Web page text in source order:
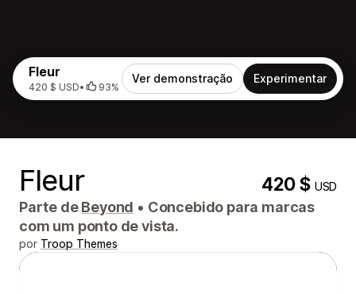
Fleur
420 $ USD• 93%
Ver demonstração Experimentar
Fleur 420 $USD
Parte deBeyond • Concebido para marcas
com um ponto de vista.
por Troop Themes